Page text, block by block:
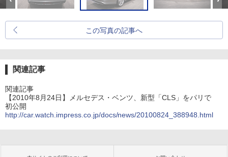
この写真の記事へ
関連記事
関連記事
【2010年8月24日】メルセデス・ベンツ、新型「CLS」をパリで
初公開
http://car.watch.impress.co.jp/docs/news/20100824_388948.html